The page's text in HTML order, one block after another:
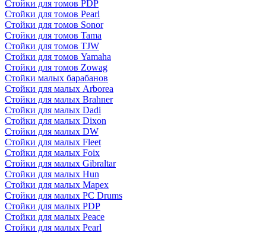
Стойки для томов PDP
Стойки для томов Pearl
Стойки для томов Sonor
Стойки для томов Tama
Стойки для томов TJW
Стойки для томов Yamaha
Стойки для томов Zowag
Стойки малых барабанов
Стойки для малых Arborea
Стойки для малых Brahner
Стойки для малых Dadi
Стойки для малых Dixon
Стойки для малых DW
Стойки для малых Fleet
Стойки для малых Foix
Стойки для малых Gibraltar
Стойки для малых Hun
Стойки для малых Mapex
Стойки для малых PC Drums
Стойки для малых PDP
Стойки для малых Peace
Стойки для малых Pearl